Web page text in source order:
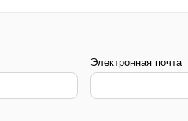
Электронная почта